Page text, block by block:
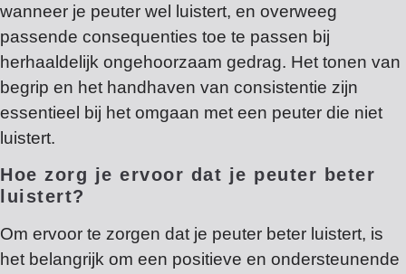
wanneer je peuter wel luistert, en overweeg
passende consequenties toe te passen bij
herhaaldelijk ongehoorzaam gedrag. Het tonen van
begrip en het handhaven van consistentie zijn
essentieel bij het omgaan met een peuter die niet
luistert.
Hoe zorg je ervoor dat je peuter beter
luistert?
Om ervoor te zorgen dat je peuter beter luistert, is
het belangrijk om een positieve en ondersteunende